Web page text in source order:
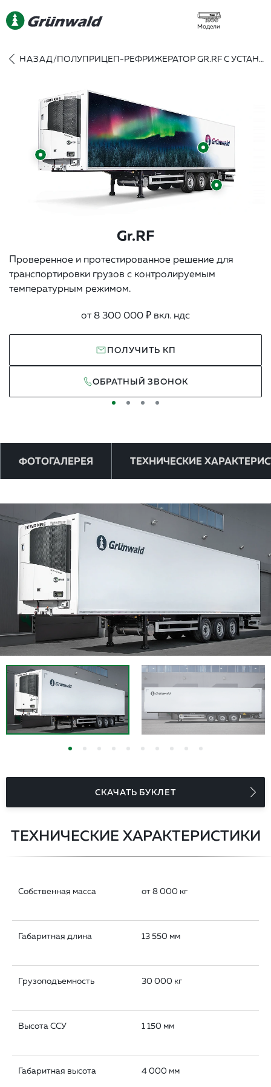
Модели
НАЗАД/ ПОЛУПРИЦЕП-РЕФРИЖЕРАТОР GR.RF С УСТАНОВКОЙ THERMO KING
Gr.RF
Проверенное и протестированное решение для
транспортировки грузов с контролируемым
температурным режимом.
от 8 300 000 ₽ вкл. ндс
ПОЛУЧИТЬ КП
ОБРАТНЫЙ ЗВОНОК
ФОТОГАЛЕРЕЯ ТЕХНИЧЕСКИЕ
СКАЧАТЬ БУКЛЕТ
ТЕХНИЧЕСКИЕ ХАРАКТЕРИСТИКИ
Собственная масса от 8 000 кг
Габаритная длина 13 550 мм
Грузоподъемность 30 000 кг
Высота ССУ 1 150 мм
Габаритная высота 4 000 мм